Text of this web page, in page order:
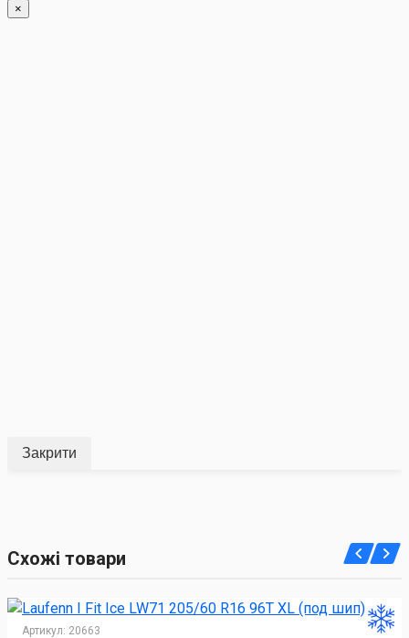
×
Закрити
Схожі товари
Артикул: 20663